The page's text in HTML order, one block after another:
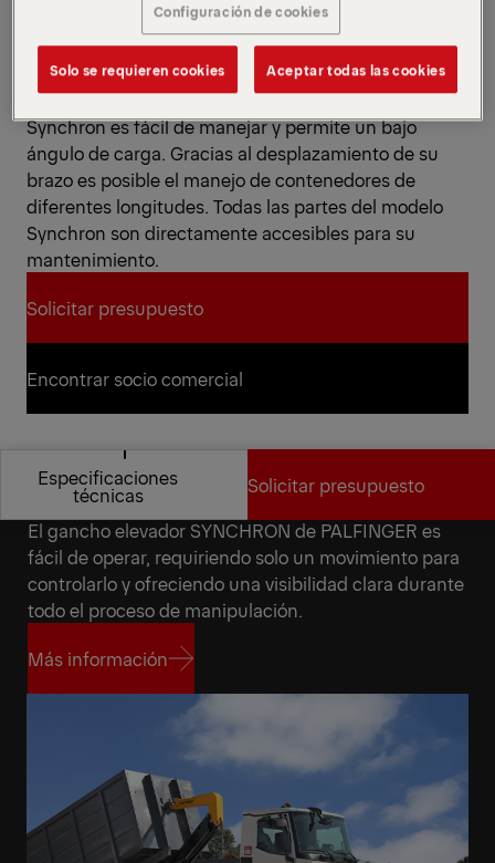
Longitud mínima y máxima del
contenedor
2800 - 5200
mm
Ver todas las especificaciones
Gracias a su particular cinemática, el modelo
Synchron es fácil de manejar y permite un bajo
ángulo de carga. Gracias al desplazamiento de su
brazo es posible el manejo de contenedores de
diferentes longitudes. Todas las partes del modelo
Synchron son directamente accesibles para su
mantenimiento.
Solicitar presupuesto
Solicitar presupuesto
Encontrar socio comercial
Encontrar socio comercial
Especificaciones
técnicas
Especificaciones
técnicas
Solicitar presupuesto
Solicitar presupuesto
Manipulación fácil
El gancho elevador SYNCHRON de PALFINGER es
fácil de operar, requiriendo solo un movimiento para
controlarlo y ofreciendo una visibilidad clara durante
todo el proceso de manipulación.
Más información
Configuración de cookies
Solo se requieren cookies Aceptar todas las cookies